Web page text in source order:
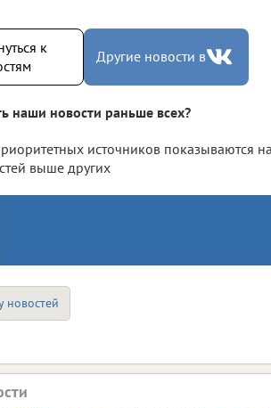
к
Другие новости в
наши новости раньше всех?
источников показываются
выше других
новостей